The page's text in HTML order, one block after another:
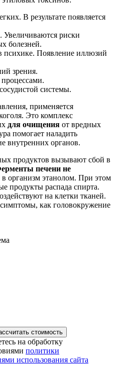
В результате появляется
Увеличиваются риски
болезней.
психике. Появление иллюзий
зрения.
системы.
применяется
Это комплекс
для очищения от вредных
помогает наладить
внутренних органов.
продуктов вызывают сбой в
печени не
организм этанолом. При этом
продукты распада спирта.
на клетки тканей.
как головокружение
стоимость
на обработку
политики
использования сайта